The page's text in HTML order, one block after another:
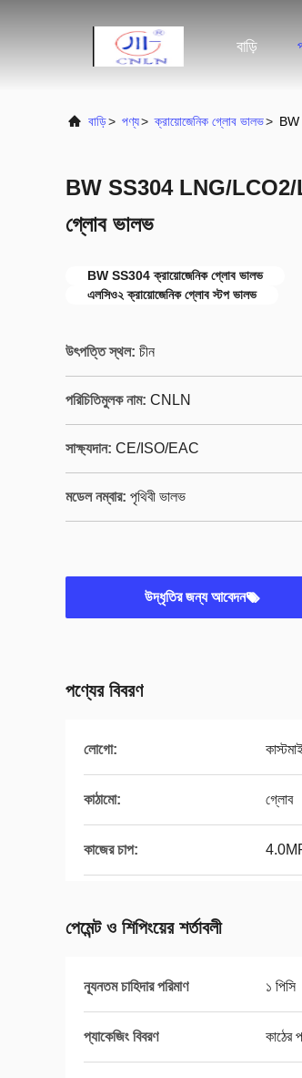
বাড়ি
বাড়ি> পণ্য> ক্রায়োজেনিক গ্লোব ভালভ> BW
BW SS304 LNG/LCO2/
গ্লোব ভালভ
BW SS304 ক্রায়োজেনিক গ্লোব ভালভ
এলসিও২ ক্রায়োজেনিক গ্লোব স্টপ ভালভ
উৎপত্তি স্থল: চীন
পরিচিতিমুলক নাম: CNLN
সাক্ষ্যদান: CE/ISO/EAC
মডেল নম্বার: পৃথিবী ভালভ
উদ্ধৃতির জন্য আবেদন
পণ্যের বিবরণ
লোগো:
কাঠামো: গ্লোব
কাজের চাপ:
পেমেন্ট ও শিপিংয়ের শর্তাবলী
ন্যূনতম চাহিদার পরিমাণ ১ পিসি
প্যাকেজিং বিবরণ কাঠের